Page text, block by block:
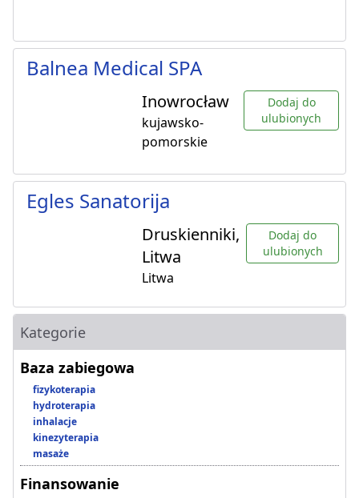
Balnea Medical SPA
Inowrocław
kujawsko-
pomorskie
Dodaj do
ulubionych
Egles Sanatorija
Druskienniki,
Litwa
Litwa
Dodaj do
ulubionych
Kategorie
Baza zabiegowa
fizykoterapia
hydroterapia
inhalacje
kinezyterapia
masaże
Finansowanie